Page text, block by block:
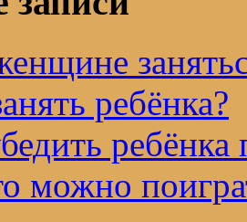
ребёнка?
ребёнка
можно